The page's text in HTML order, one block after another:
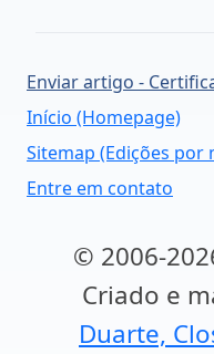
Enviar artigo -
Início (Homepage)
Sitemap (Edições por
Entre em contato
© 2006-
Criado e
Duarte,